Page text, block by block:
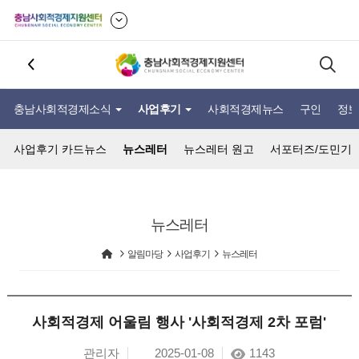
충남사회적경제소식 사업후기 사회적경제뉴스 구인 정
사업후기 카드뉴스 뉴스레터 뉴스레터 원고 서포터즈/도민기
뉴스레터
알림마당 사업후기 뉴스레터
사회적경제 어울림 행사 '사회적경제 2차 포럼'
관리자 2025-01-08 1143